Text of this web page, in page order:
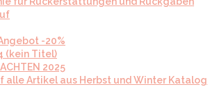
-20%
(kein Titel)
2025
alle Artikel aus Herbst und Winter Katalog